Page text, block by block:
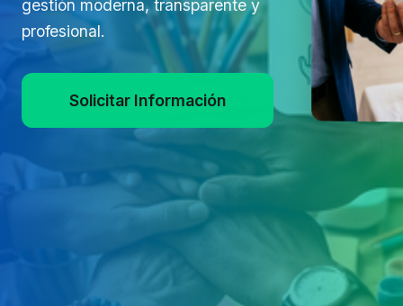
gestión moderna, transparente y
profesional.
Solicitar Información